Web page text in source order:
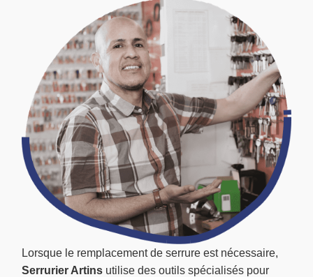
Lorsque le remplacement de serrure est nécessaire,
Serrurier Artins utilise des outils spécialisés pour